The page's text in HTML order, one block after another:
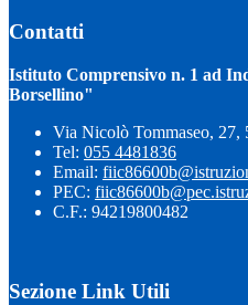
Contatti
Istituto Comprensivo n. 1 ad
Borsellino"
Via Nicolò Tommaseo, 27,
Tel: 055 4481836
Email:
PEC:
C.F.: 94219800482
Sezione Link Utili